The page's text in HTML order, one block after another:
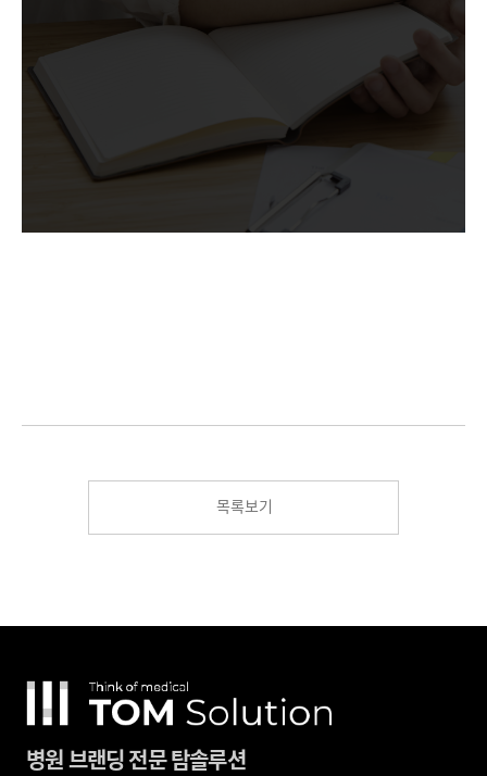
목록보기
병원 브랜딩 전문 탐솔루션